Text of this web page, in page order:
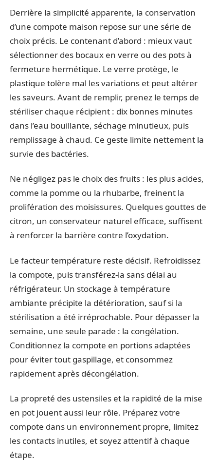
Derrière la simplicité apparente, la conservation
d’une compote maison repose sur une série de
choix précis. Le contenant d’abord : mieux vaut
sélectionner des bocaux en verre ou des pots à
fermeture hermétique. Le verre protège, le
plastique tolère mal les variations et peut altérer
les saveurs. Avant de remplir, prenez le temps de
stériliser chaque récipient : dix bonnes minutes
dans l’eau bouillante, séchage minutieux, puis
remplissage à chaud. Ce geste limite nettement la
survie des bactéries.
Ne négligez pas le choix des fruits : les plus acides,
comme la pomme ou la rhubarbe, freinent la
prolifération des moisissures. Quelques gouttes de
citron, un conservateur naturel efficace, suffisent
à renforcer la barrière contre l’oxydation.
Le facteur température reste décisif. Refroidissez
la compote, puis transférez-la sans délai au
réfrigérateur. Un stockage à température
ambiante précipite la détérioration, sauf si la
stérilisation a été irréprochable. Pour dépasser la
semaine, une seule parade : la congélation.
Conditionnez la compote en portions adaptées
pour éviter tout gaspillage, et consommez
rapidement après décongélation.
La propreté des ustensiles et la rapidité de la mise
en pot jouent aussi leur rôle. Préparez votre
compote dans un environnement propre, limitez
les contacts inutiles, et soyez attentif à chaque
étape.